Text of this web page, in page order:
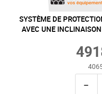
SYSTÈME DE
AVEC UNE
−